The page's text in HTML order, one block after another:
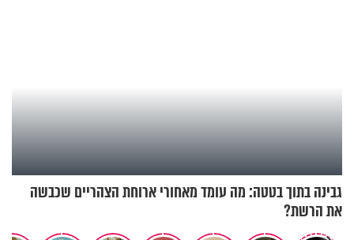
גבינה בתוך בטטה: מה עומד מאחורי ארוחת הצהריים שכבשה
את הרשת?